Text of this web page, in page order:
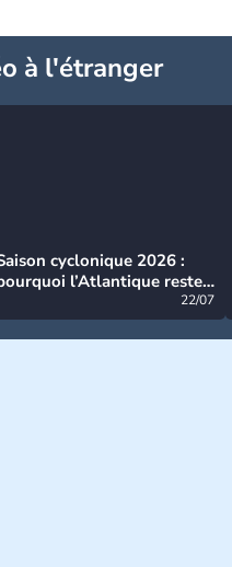
à l'étranger
cyclonique 2026 :
l’Atlantique reste
22/07